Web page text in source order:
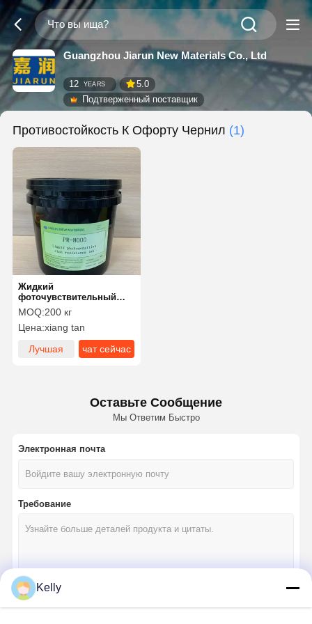
Guangzhou Jiarun New Materials Co., Ltd
12 YEARS
5.0
Подтверженный поставщик
Противостойкость К Офорту Чернил (1)
Жидкий
фоточувствительный
резист для травления
PR-8000 Высокое
разрешение
Экологичный
MOQ:200 кг
Цена:xiang tan
Лучшая
чат сейчас
Оставьте Сообщение
Мы Ответим Быстро
Электронная почта
Требование
Kelly